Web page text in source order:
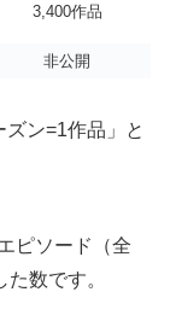
3,400作品
非公開
ン=1作品」と
ピソード（全
数です。